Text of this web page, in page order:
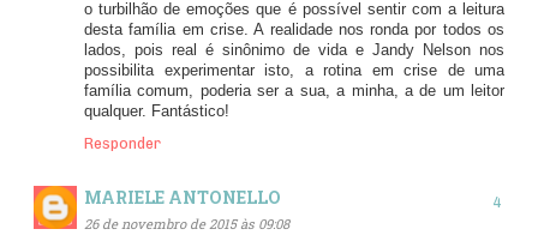
o turbilhão de emoções que é possível sentir com a leitura
desta família em crise. A realidade nos ronda por todos os
lados, pois real é sinônimo de vida e Jandy Nelson nos
possibilita experimentar isto, a rotina em crise de uma
família comum, poderia ser a sua, a minha, a de um leitor
qualquer. Fantástico!
Responder
MARIELE ANTONELLO
26 de novembro de 2015 às 09:08